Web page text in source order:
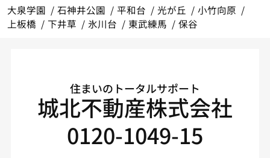
大泉学園
石神井公園 平和台 光が丘
小竹向原
上板橋
下井草 氷川台 東武練馬 保谷
住まいのトータルサポート
城北不動産株式会社
0120-1049-15